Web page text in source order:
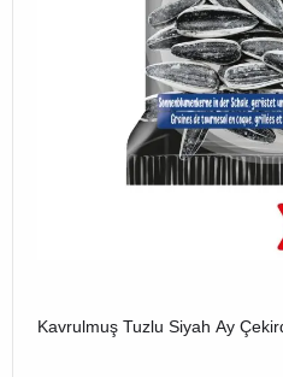
Kavrulmuş Tuzlu Siyah Ay